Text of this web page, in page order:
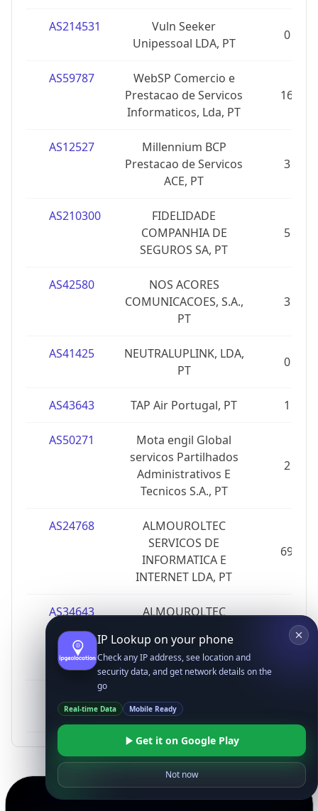
AS214531
Vuln Seeker
Unipessoal LDA, PT
0
AS59787
WebSP Comercio e
Prestacao de Servicos
Informaticos, Lda, PT
16
AS12527
Millennium BCP
Prestacao de Servicos
ACE, PT
3
AS210300
FIDELIDADE
COMPANHIA DE
SEGUROS SA, PT
5
AS42580
NOS ACORES
COMUNICACOES, S.A.,
PT
3
AS41425
NEUTRALUPLINK, LDA,
PT
0
AS43643 TAP Air Portugal, PT 1
AS50271
Mota engil Global
servicos Partilhados
Administrativos E
Tecnicos S.A., PT
2
AS24768
ALMOUROLTEC
SERVICOS DE
INFORMATICA E
INTERNET LDA, PT
69
AS34643
ALMOUROLTEC
INFORMATICA E
INTERNET LDA, PT
0
SA, PT
IP Lookup on your phone
Check any IP address, see location and
security data, and get network details on the
go
Real-time Data Mobile Ready
Get it on Google Play
Not now